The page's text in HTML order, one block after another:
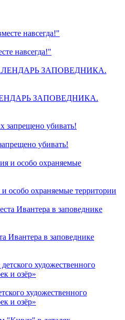
навсегда!"
ЗАПОВЕДНИКА.
убивать!
особо охраняемые территории
Ивантера в заповеднике
художественного
и озёр»